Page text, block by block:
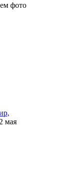
фото
мая